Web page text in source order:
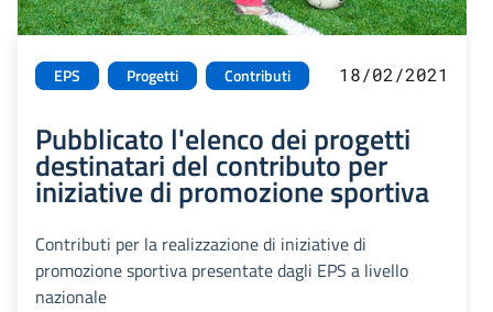
EPS Progetti Contributi 18/02/2021
Pubblicato l'elenco dei progetti
destinatari del contributo per
iniziative di promozione sportiva
Contributi per la realizzazione di iniziative di
promozione sportiva presentate dagli EPS a livello
nazionale